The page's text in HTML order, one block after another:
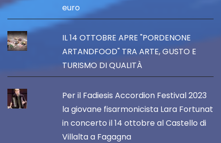
euro
IL 14 OTTOBRE APRE "PORDENONE
ARTANDFOOD" TRA ARTE, GUSTO E
TURISMO DI QUALITÀ
Per il Fadiesis Accordion Festival 2023
la giovane fisarmonicista Lara Fortunat
in concerto il 14 ottobre al Castello di
Villalta a Fagagna